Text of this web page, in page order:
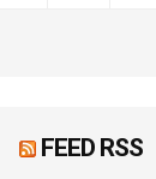
FEED RSS